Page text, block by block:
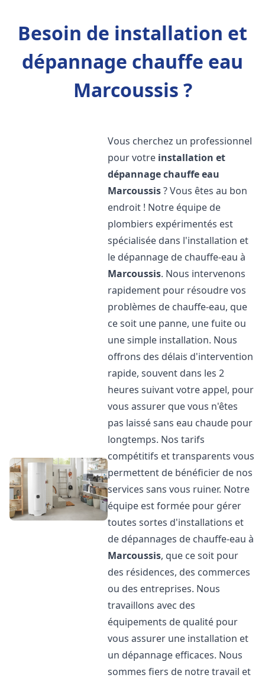
Besoin de installation et
dépannage chauffe eau
Marcoussis ?
Vous cherchez un professionnel
pour votre installation et
dépannage chauffe eau
Marcoussis? Vous êtes au bon
endroit ! Notre équipe de
plombiers expérimentés est
spécialisée dans l'installation et
le dépannage de chauffe-eau à
Marcoussis. Nous intervenons
rapidement pour résoudre vos
problèmes de chauffe-eau, que
ce soit une panne, une fuite ou
une simple installation. Nous
offrons des délais d'intervention
rapide, souvent dans les 2
heures suivant votre appel, pour
vous assurer que vous n'êtes
pas laissé sans eau chaude pour
longtemps. Nos tarifs
compétitifs et transparents vous
permettent de bénéficier de nos
services sans vous ruiner. Notre
équipe est formée pour gérer
toutes sortes d'installations et
de dépannages de chauffe-eau à
Marcoussis, que ce soit pour
des résidences, des commerces
ou des entreprises. Nous
travaillons avec des
équipements de qualité pour
vous assurer une installation et
un dépannage efficaces. Nous
sommes fiers de notre travail et